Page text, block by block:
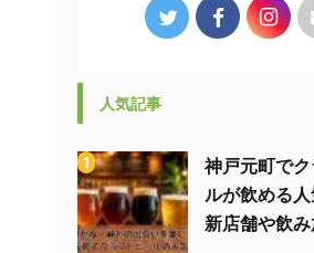
人気記事
神戸元町で
ルが飲める人
新店舗や飲